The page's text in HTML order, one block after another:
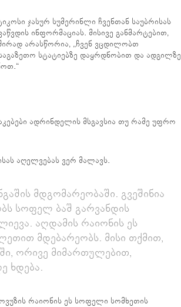
ჯასურ სუმერინლი ჩვენთან საუბრისას
ინფორმაციას. მისივე განმარტებით,
არასწორია, „ჩვენ ვცდილობთ
სტატიებზე დაყრდნობით და ადგილზე
ადრინდელის მსგავსია თუ რამე უფრო
აღელვებას ვერ მალავს.
მდგომარეობაში. გვეშინია
სოფელ ბაშ გარვანდის
აღდამის რაიონის ეს
მდებარეობს. მისი თქმით,
ორივე მიმართულებით,
ხდება.
რაიონის ეს სოფელი სომხეთის